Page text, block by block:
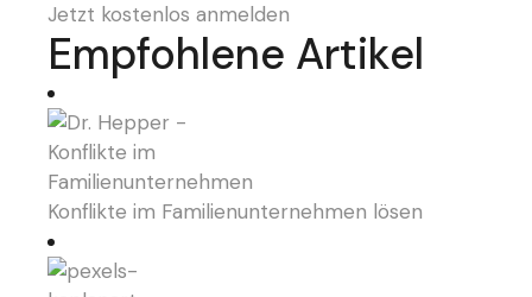
Jetzt kostenlos anmelden
Empfohlene Artikel
Konflikte im Familienunternehmen lösen